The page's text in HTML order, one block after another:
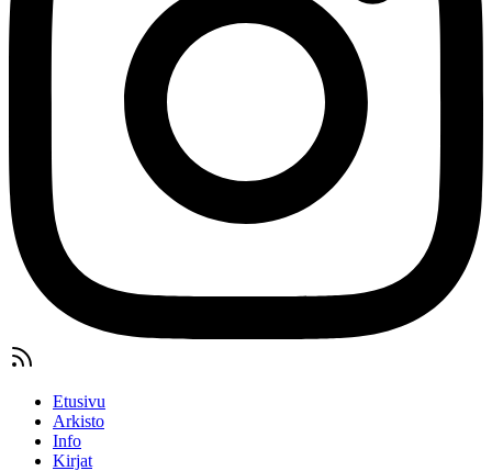
Etusivu
Arkisto
Info
Kirjat